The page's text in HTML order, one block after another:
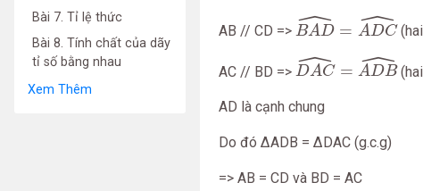
Bài 7. Tỉ lệ thức
Bài 8. Tính chất của dãy
tỉ số bằng nhau
Xem Thêm
AB // CD => ˆ
BA D = ˆ
A DC
BAD^ DC^
AC // BD => ˆ
DAC = ˆ
ADB
DAC^ DB^
AD là cạnh chung
Do đó ΔADB = ΔDAC (g.c.g)
=> AB = CD và BD = AC